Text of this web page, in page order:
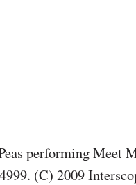
performing Meet
(C) 2009